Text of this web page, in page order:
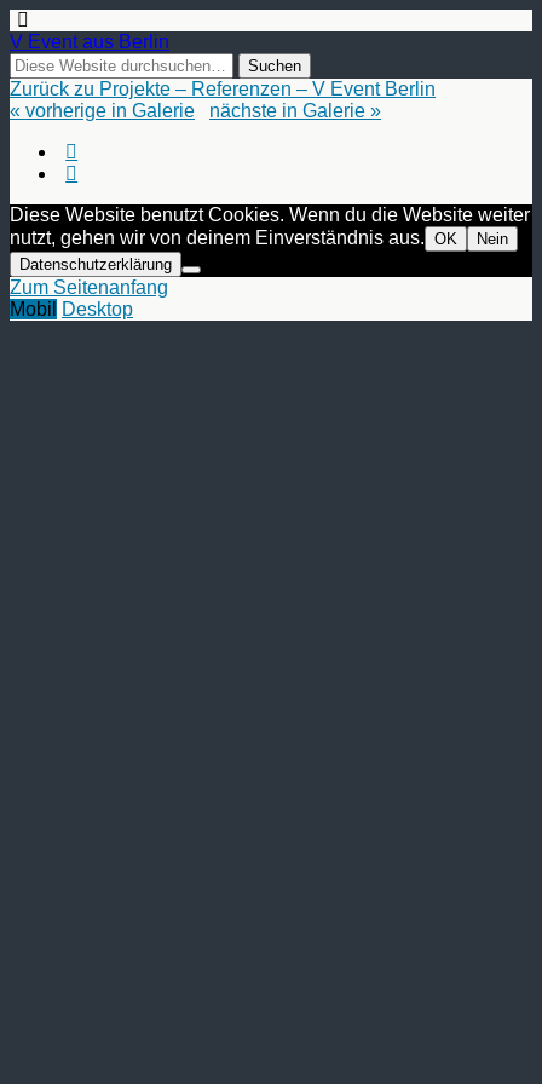
V Event aus Berlin
Zurück zu Projekte – Referenzen – V Event Berlin
« vorherige in Galerie
nächste in Galerie »
Diese Website benutzt Cookies. Wenn du die Website weiter
nutzt, gehen wir von deinem Einverständnis aus. OK
Nein
Datenschutzerklärung
Zum Seitenanfang
Mobil
Desktop